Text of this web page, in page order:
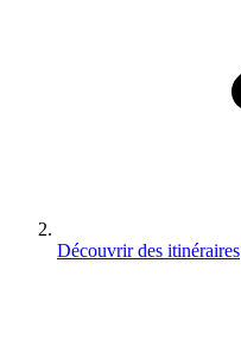
Découvrir des itinéraires